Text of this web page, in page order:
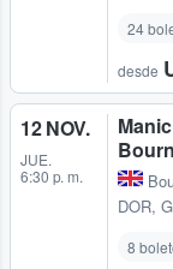
24
desde
12 NOV.
JUE.
6:30 p. m.
DOR,
8